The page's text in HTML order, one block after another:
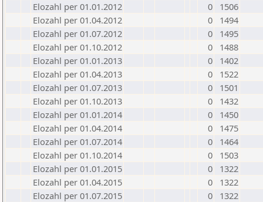
Elozahl per 01.01.2012
0
1506
Elozahl per 01.04.2012
0
1494
Elozahl per 01.07.2012
0
1495
Elozahl per 01.10.2012
0
1488
Elozahl per 01.01.2013
0
1402
Elozahl per 01.04.2013
0
1522
Elozahl per 01.07.2013
0
1501
Elozahl per 01.10.2013
0
1432
Elozahl per 01.01.2014
0
1450
Elozahl per 01.04.2014
0
1475
Elozahl per 01.07.2014
0
1464
Elozahl per 01.10.2014
0
1503
Elozahl per 01.01.2015
0
1322
Elozahl per 01.04.2015
0
1322
Elozahl per 01.07.2015
0
1322